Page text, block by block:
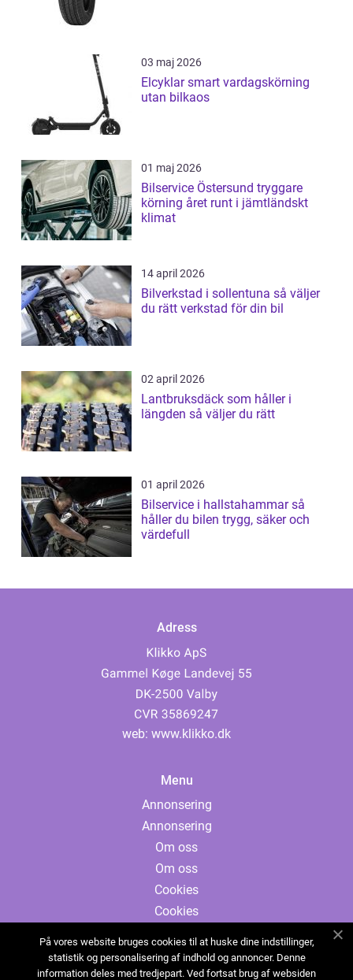
03 maj 2026
Elcyklar smart vardagskörning
utan bilkaos
01 maj 2026
Bilservice Östersund tryggare
körning året runt i jämtländskt
klimat
14 april 2026
Bilverkstad i sollentuna så väljer
du rätt verkstad för din bil
02 april 2026
Lantbruksdäck som håller i
längden så väljer du rätt
01 april 2026
Bilservice i hallstahammar så
håller du bilen trygg, säker och
värdefull
Adress
web: www.klikko.dk
Menu
Annonsering
Annonsering
Om oss
Om oss
Cookies
Cookies
Kontakta oss
Sitemap
På vores website bruges cookies til at huske dine indstillinger,
statistik og personalisering af indhold og annoncer. Denne
information deles med tredjepart. Ved fortsat brug af websiden